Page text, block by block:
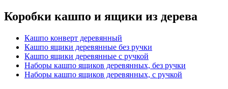
Коробки кашпо и ящики из дерева
Кашпо конверт деревянный
Кашпо ящики деревянные без ручки
Кашпо ящики деревянные с ручкой
Наборы кашпо ящиков деревянных, без ручки
Наборы кашпо ящиков деревянных, с ручкой